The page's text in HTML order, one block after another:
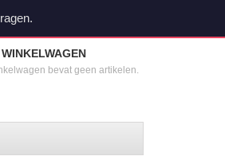
bevat geen artikelen.